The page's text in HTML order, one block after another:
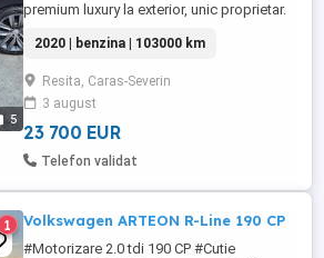
5
premium luxury la exterior, unic proprietar.
2020 | benzina | 103000 km
Resita, Caras-Severin
3 august
23 700 EUR
Telefon validat
1 Volkswagen ARTEON R-Line 190 CP
#Motorizare 2.0 tdi 190 CP #Cutie